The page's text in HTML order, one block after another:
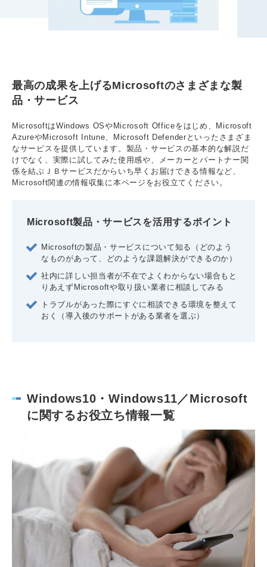
最高の成果を上げるMicrosoftのさまざまな製
品・サービス
MicrosoftはWindows OSやMicrosoft Officeをはじめ、Microsoft
AzureやMicrosoft Intune、Microsoft Defenderといったさまざま
なサービスを提供しています。製品・サービスの基本的な解説だ
けでなく、実際に試してみた使用感や、メーカーとパートナー関
係を結ぶＪＢサービスだからいち早くお届けできる情報など、
Microsoft関連の情報収集に本ページをお役立てください。
Microsoft製品・サービスを活用するポイント
Microsoftの製品・サービスについて知る（どのよう
なものがあって、どのような課題解決ができるのか）
社内に詳しい担当者が不在でよくわからない場合もと
りあえずMicrosoftや取り扱い業者に相談してみる
トラブルがあった際にすぐに相談できる環境を整えて
おく（導入後のサポートがある業者を選ぶ）
Windows10・Windows11／Microsoft
に関するお役立ち情報一覧